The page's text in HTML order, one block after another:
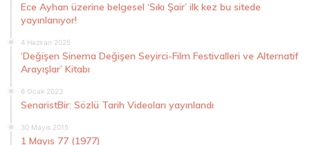
Ece Ayhan üzerine belgesel ‘Sıkı Şair’ ilk kez bu sitede
yayınlanıyor!
4 Haziran 2025
‘Değişen Sinema Değişen Seyirci-Film Festivalleri ve Alternatif
Arayışlar’ Kitabı
6 Ocak 2023
SenaristBir: Sözlü Tarih Videoları yayınlandı
30 Mayıs 2015
1 Mayıs 77 (1977)